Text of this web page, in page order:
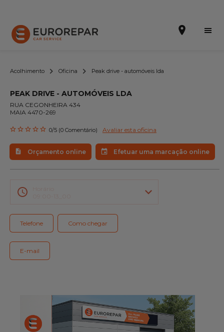
Efetuar uma marcação online
Orçamento online
A marca
Promoções
Noticias
Gama Eurorepar
Serviço cliente
Integrar a rede
Acolhimento Oficina Peak drive - automóveis lda
PEAK DRIVE - AUTOMÓVEIS LDA
RUA CEGONHEIRA 434
MAIA 4470-269
0/5 (0 Comentário) Avaliar esta oficina
Orçamento online Efetuar uma marcação online
Telefone Como chegar
E-mail